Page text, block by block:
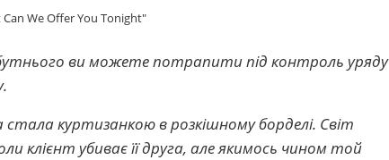
We Offer You Tonight"
ви можете потрапити під контроль уряду
стала куртизанкою в розкішному борделі. Світ
клієнт убиває її друга, але якимось чином той